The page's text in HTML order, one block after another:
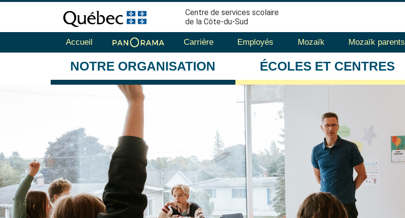
Centre de services scolaire
de la Côte-du-Sud
Accueil Carrière Employés Mozaïk Mozaïk parents
NOTRE ORGANISATION ÉCOLES ET CENTRES